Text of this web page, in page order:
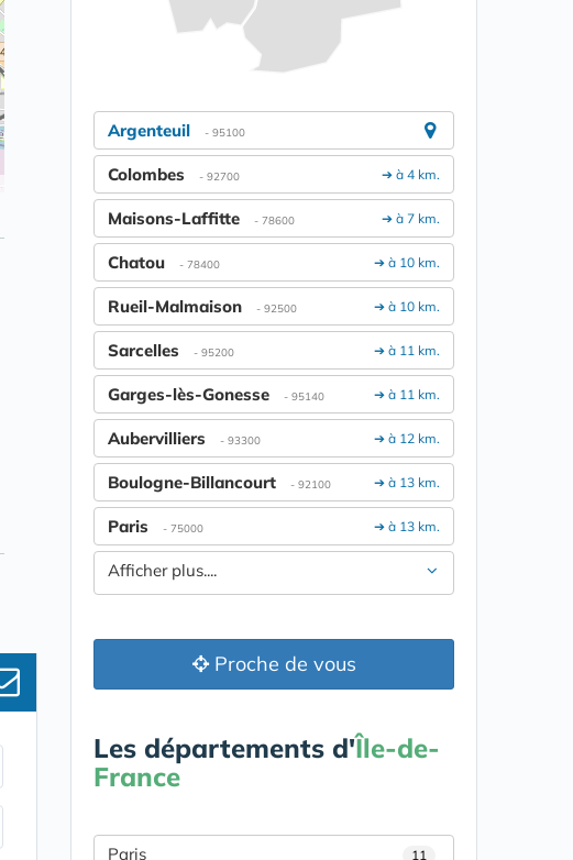
Argenteuil - 95100
➔ à 4 km.
Colombes - 92700
➔ à 7 km.
Maisons-Laffitte - 78600
➔ à 10 km.
Chatou - 78400
➔ à 10 km.
Rueil-Malmaison - 92500
➔ à 11 km.
Sarcelles - 95200
➔ à 11 km.
Garges-lès-Gonesse - 95140
➔ à 12 km.
Aubervilliers - 93300
➔ à 13 km.
Boulogne-Billancourt - 92100
➔ à 13 km.
Paris - 75000
Afficher plus....
Proche de vous
Les départements d'Île-de-
France
Paris 11